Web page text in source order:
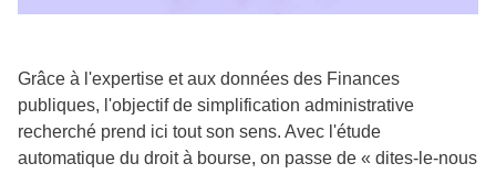
Grâce à l'expertise et aux données des Finances
publiques, l'objectif de simplification administrative
recherché prend ici tout son sens. Avec l'étude
automatique du droit à bourse, on passe de « dites-le-nous